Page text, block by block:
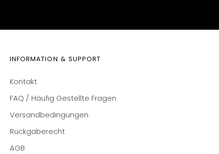
INFORMATION & SUPPORT
Kontakt
FAQ / Häufig Gestellte Fragen
Versandbedingungen
Rückgaberecht
AGB